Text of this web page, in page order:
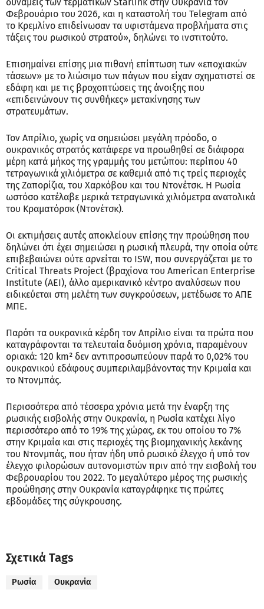
Φεβρουάριο του 2026, και η καταστολή του Telegram από
το Κρεμλίνο επιδείνωσαν τα υφιστάμενα προβλήματα στις
τάξεις του ρωσικού στρατού», δηλώνει το ινστιτούτο.
Επισημαίνει επίσης μια πιθανή επίπτωση των «εποχιακών
τάσεων» με το λιώσιμο των πάγων που είχαν σχηματιστεί σε
εδάφη και με τις βροχοπτώσεις της άνοιξης που
«επιδεινώνουν τις συνθήκες» μετακίνησης των
στρατευμάτων.
Τον Απρίλιο, χωρίς να σημειώσει μεγάλη πρόοδο, ο
ουκρανικός στρατός κατάφερε να προωθηθεί σε διάφορα
μέρη κατά μήκος της γραμμής του μετώπου: περίπου 40
τετραγωνικά χιλιόμετρα σε καθεμιά από τις τρείς περιοχές
της Ζαπορίζια, του Χαρκόβου και του Ντονέτσκ. Η Ρωσία
ωστόσο κατέλαβε μερικά τετραγωνικά χιλιόμετρα ανατολικά
του Κραματόρσκ (Ντονέτσκ).
Οι εκτιμήσεις αυτές αποκλείουν επίσης την προώθηση που
δηλώνει ότι έχει σημειώσει η ρωσική πλευρά, την οποία ούτε
επιβεβαιώνει ούτε αρνείται το ISW, που συνεργάζεται με το
Critical Threats Project (βραχίονα του American Enterprise
Institute (AEI), άλλο αμερικανικό κέντρο αναλύσεων που
ειδικεύεται στη μελέτη των συγκρούσεων, μετέδωσε το ΑΠΕ
ΜΠΕ.
Παρότι τα ουκρανικά κέρδη τον Απρίλιο είναι τα πρώτα που
καταγράφονται τα τελευταία δυόμιση χρόνια, παραμένουν
οριακά: 120 km² δεν αντιπροσωπεύουν παρά το 0,02% του
ουκρανικού εδάφους συμπεριλαμβάνοντας την Κριμαία και
το Ντονμπάς.
Περισσότερα από τέσσερα χρόνια μετά την έναρξη της
ρωσικής εισβολής στην Ουκρανία, η Ρωσία κατέχει λίγο
περισσότερο από το 19% της χώρας, εκ του οποίου το 7%
στην Κριμαία και στις περιοχές της βιομηχανικής λεκάνης
του Ντονμπάς, που ήταν ήδη υπό ρωσικό έλεγχο ή υπό τον
έλεγχο φιλορώσων αυτονομιστών πριν από την εισβολή του
Φεβρουαρίου του 2022. Το μεγαλύτερο μέρος της ρωσικής
προώθησης στην Ουκρανία καταγράφηκε τις πρώτες
εβδομάδες της σύγκρουσης.
Σχετικά Tags
Ρωσία Ουκρανία